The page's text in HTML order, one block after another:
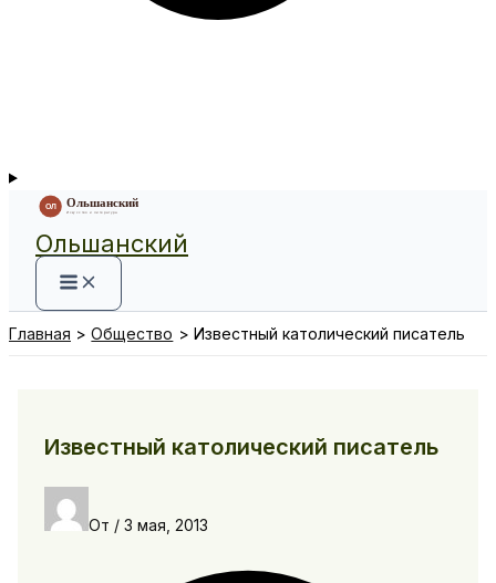
Ольшанский
Главная Общество Известный католический писатель
Известный католический писатель
От / 3 мая, 2013